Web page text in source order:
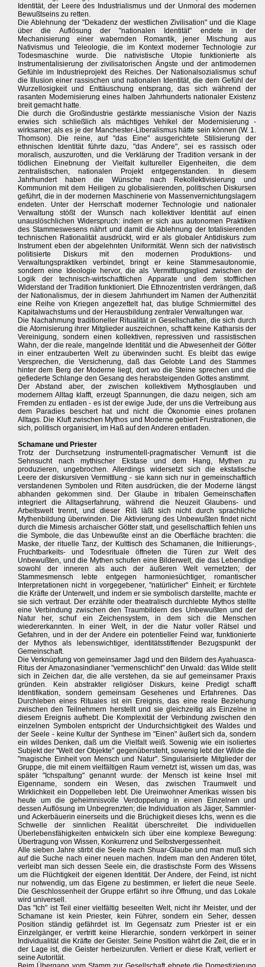
Identität, der Leere des Industrialismus und der Unmoral des modernen
Bewußtseins zu retten.
Die Ablehnung der "Dekadenz der westlichen Zivilisation" und die Klage
über die Auflösung der "nationalen Identität" endete in der
Mechanisierung einer wabernden Romantik, jener Mischung aus
Nativismus und Teleologie, die im Kontext moderner Technologie zur
Todesmaschine wurde. Die nativistische Utopie funktionierte als
Instrumentalisierung der zivilisatorischen Ängste und der antimodernen
Gefühle im Industrieprojekt des Reiches. Der Nationalsozialismus schuf
die Illusion einer rassischen und nationalen Identität, die dem Gefühl der
Wurzellosigkeit und Enttäuschung entsprang, das sich während der
rasanten Modernisierung eines halben Jahrhunderts nationaler Existenz
breit gemacht hatte.
Die durch die Großindustrie gestärkte messianische Vision der Nazis
erwies sich schließlich als mächtiges Vehikel der Modernisierung -
wirksamer, als es je der Manchester-Liberalismus hätte sein können (W. 1.
Thomson). Die reine, auf "das Eine" ausgerichtete Stilisierung der
ethnischen Identität führte dazu, "das Andere", sei es rassisch oder
moralisch, auszurotten, und die Verklärung der Tradition versank in der
tödlichen Einebnung der Vielfalt kultureller Eigenheiten, die dem
zentralistischen, nationalen Projekt entgegenstanden. In diesem
Jahrhundert haben die Wünsche nach Rekollektivisierung und
Kommunion mit dem Heiligen zu globalisierenden, politischen Diskursen
geführt, die in der modernen Maschinerie von Massenvernichtungslagern
endeten. Unter der Herrschaft moderner Technologie und nationaler
Verwaltung stößt der Wunsch nach kollektiver Identität auf einen
unauslöschlichen Widerspruch: indem er sich aus autonomen Praktiken
des Stammeswesens nährt und damit die Ablehnung der totalisierenden
technischen Rationalität ausdrückt, wird er als globaler Antidiskurs zum
Instrument eben der abgelehnten Uniformität. Wenn sich der nativistisch
politisierte Diskurs mit den modernen Produktions- und
Verwaltungspraktiken verbindet, bringt er keine Stammesautonomie,
sondern eine Ideologie hervor, die als Vermittlungsglied zwischen der
Logik der technisch-wirtschaftlichen Apparate und dem stofflichen
Widerstand der Tradition funktioniert. Die Ethnozentristen verdrängen, daß
der Nationalismus, der in diesem Jahrhundert im Namen der Authenzität
eine Reihe von Kriegen angezettelt hat, das blutige Schmiermittel des
Kapitalwachstums und der Herausbildung zentraler Verwaltungen war.
Die Nachahmung traditioneller Ritualität in Gesellschaften, die sich durch
die Atornisierung ihrer Mitglieder auszeichnen, schafft keine Katharsis der
Vereinigung, sondern einen kollektiven, repressiven und rassistischen
Wahn, der die reale, mangelnde Identität und die Abwesenheit der Götter
in einer entzauberten Welt zu überwinden sucht. Es bleibt das ewige
Versprechen, die Versicherung, daß das Gelobte Land des Stammes
hinter dem Berg der Moderne liegt, dort wo die Steine sprechen und die
gefiederte Schlange den Gesang des herabsteigenden Gottes anstimmt.
Der Abstand aber, der zwischen kollektivem Mythosglauben und
modernem Alltag klafft, erzeugt Spannungen, die dazu neigen, sich am
Fremden zu entladen - es ist der ewige Jude, der uns die Vertreibung aus
dem Paradies beschert hat und nicht die Ökonomie eines profanen
Alltags. Die Kluft zwischen Mythos und Moderne gebiert Frustrationen, die
sich, politisch organisiert, im Haß auf den Anderen entladen.
Schamane und Priester
Trotz der Durchsetzung instrumentell-pragmatischer Vernunft ist die
Sehnsucht nach mythischer Ekstase und dem Hang, Mythen zu
produzieren, ungebrochen. Allerdings widersetzt sich die ekstatische
Leere der diskursiven Vermittlung - sie kann sich nur in gemeinschaftlich
verstandenen Symbolen und Riten ausdrücken, die der Moderne längst
abhanden gekommen sind. Der Glaube in tribalen Gemeinschaften
integriert die Alltagserfahrung, während die Neuzeit Glaubens- und
Arbeitswelt trennt, und dieser Riß läßt sich nicht durch sprachliche
Mythenbildung überwinden. Die Aktivierung des Unbewußten findet nicht
durch die Mimesis archaischer Götter statt, und gesellschaftlich fehlen uns
die Symbole, die das Unbewußte einst an die Oberfläche brachten: die
Maske, der rituelle Tanz, der Kulttisch des Schamanen, die Initiierungs-,
Fruchtbarkeits- und Todesrituale öffneten die Türen zur Welt des
Unbewußten, und die Mythen schufen eine Bilderwelt, die das Lebendige
sowohl der inneren als auch der äußeren Welt vernetzten; der
Stammesmensch lebte entgegen harmoniesüchtiger, romantischer
Interpretationen nicht in vorgegebener, "natürlicher" Einheit; er fürchtete
die Kräfte der Unterwelt, und indem er sie symbolisch darstellte, machte er
sie sich vertraut. Der erzählte oder theatralisch durchlebte Mythos stellte
eine Verbindung zwischen den Traumbildern des Unbewußten und der
Natur her, schuf ein Zeichensystem, in dem sich die Menschen
wiedererkannten. In einer Welt, in der die Natur voller Rätsel und
Gefahren, und in der der Andere ein potentieller Feind war, funktionierte
der Mythos als lebenswichtiger, identitätsstiftender Bezugspunkt der
Gemeinschaft.
Die Verknüpfung von gemeinsamer Jagd und den Bildern des Ayahuasca-
Ritus der Amazonasindianer "vermenschlicht" den Urwald: das Wilde stellt
sich in Zeichen dar, die alle verstehen, da sie auf gemeinsamer Praxis
gründen. Kein abstrakter religiöser Diskurs, keine Predigt schafft
Identifikation, sondern gemeinsam Gesehenes und Erfahrenes. Das
Durchleben eines Rituales ist ein Ereignis, das eine reale Beziehung
zwischen den Teilnehmern herstellt und sie gleichzeitig als Einzelne in
diesem Ereignis aufhebt. Die Komplexität der Verbindung zwischen den
einzelnen Symbolen entspricht der Undurchsichtigkeit des Waldes und
der Seele - keine Kultur der Synthese im "Einen" äußert sich da, sondern
ein wildes Denken, daß um die Vielfalt weiß. Sowenig wie ein isoliertes
Subjekt der "Welt der Objekte" gegenübersteht, sowenig lebt der Wilde die
"magische Einheit von Mensch und Natur". Singularisierte Mitglieder der
Gruppe, die mit einem vielfältigen Raum vernetzt ist, wissen um das, was
später "Ichspaltung" genannt wurde: der Mensch ist keine Insel mit
Eigenname, sondern ein Wesen, das zwischen Traumwelt und
Wirklichkeit ein Doppelleben lebt. Die Ureinwohner Amerikas wissen bis
heute um die geheimnisvolle Verdoppelung in einen Einzelnen und
dessen Auflösung im Unbegrenzten; die Individuation als Jäger, Sammler-
und Ackerbäuerin einerseits und die Brüchigkeit dieses Ichs, wenn es die
Schwelle der sinnlichen Realität überschreitet. Die individuellen
Überlebensfähigkeiten entwickeln sich über eine komplexe Bewegung:
Übertragung von Wissen, Konkurrenz und Selbstvergessenheit.
Alle sieben Jahre stirbt die Seele nach Shuar-Glaube und man muß sich
auf die Suche nach einer neuen machen. Indem man den Anderen tötet,
verleibt man sich dessen Seele ein, die drastischste Form des Wissens
um die Flüchtigkeit der eigenen Identität. Der Andere, der Feind, ist nicht
nur notwendig, um das Eigene zu bestimmen, er liefert die neue Seele.
Die Geschlossenheit der Gruppe erfährt so ihre Öffnung, und das Lokale
wird universell.
Das "Ich" ist Teil einer vielfältig beseelten Welt, nicht ihr Meister, und der
Schamane ist kein Priester, kein Führer, sondern ein Seher, dessen
Position ständig gefährdet ist. Im Gegensatz zum Priester ist er ein
Einzelgänger, er vertritt keine Hierarchie, sondern verkörpert in seiner
Individualität die Kräfte der Geister. Seine Position währt die Zeit, die er in
der Lage ist, die Geister herbeizurufen. Verliert er diese Kraft, verliert er
seine Autorität.